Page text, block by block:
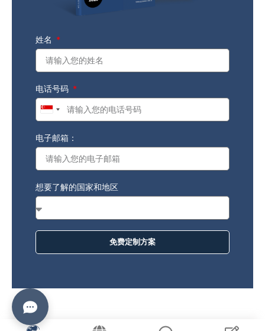
姓名
电话号码
Singapore
电子邮箱：
想要了解的国家和地区
免费定制方案